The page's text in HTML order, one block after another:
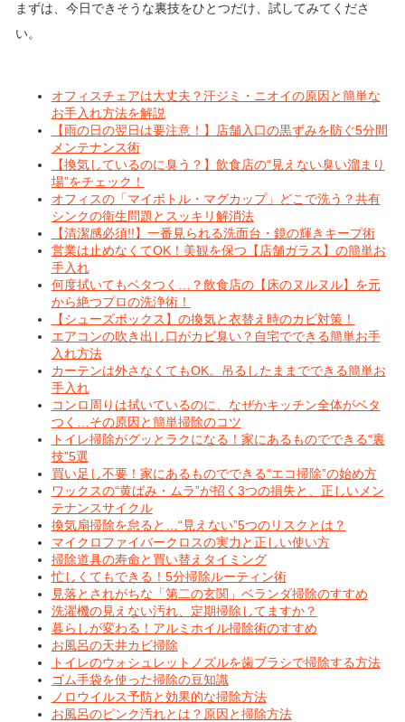
まずは、今日できそうな裏技をひとつだけ、試してみてくださ
い。
オフィスチェアは大丈夫？汗ジミ・ニオイの原因と簡単な
お手入れ方法を解説
【雨の日の翌日は要注意！】店舗入口の黒ずみを防ぐ5分間
メンテナンス術
【換気しているのに臭う？】飲食店の“見えない臭い溜まり
場”をチェック！
オフィスの「マイボトル・マグカップ」どこで洗う？共有
シンクの衛生問題とスッキリ解消法
【清潔感必須!!】一番見られる洗面台・鏡の輝きキープ術
営業は止めなくてOK！美観を保つ【店舗ガラス】の簡単お
手入れ
何度拭いてもベタつく…？飲食店の【床のヌルヌル】を元
から絶つプロの洗浄術！
【シューズボックス】の換気と衣替え時のカビ対策！
エアコンの吹き出し口がカビ臭い？自宅でできる簡単お手
入れ方法
カーテンは外さなくてもOK。吊るしたままでできる簡単お
手入れ
コンロ周りは拭いているのに、なぜかキッチン全体がベタ
つく…その原因と簡単掃除のコツ
トイレ掃除がグッとラクになる！家にあるものでできる“裏
技”5選
買い足し不要！家にあるものでできる“エコ掃除”の始め方
ワックスの“黄ばみ・ムラ”が招く3つの損失と、正しいメン
テナンスサイクル
換気扇掃除を怠ると…“見えない”5つのリスクとは？
マイクロファイバークロスの実力と正しい使い方
掃除道具の寿命と買い替えタイミング
忙しくてもできる！5分掃除ルーティン術
見落とされがちな「第二の玄関」ベランダ掃除のすすめ
洗濯機の見えない汚れ、定期掃除してますか？
暮らしが変わる！アルミホイル掃除術のすすめ
お風呂の天井カビ掃除
トイレのウォシュレットノズルを歯ブラシで掃除する方法
ゴム手袋を使った掃除の豆知識
ノロウイルス予防と効果的な掃除方法
お風呂のピンク汚れとは？原因と掃除方法